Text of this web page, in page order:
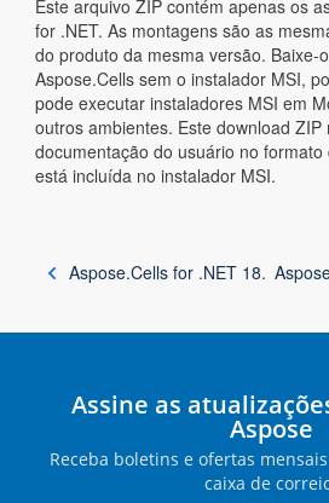
Este arquivo ZIP contém apenas os
for .NET. As montagens são as
do produto da mesma versão. Baixe-
Aspose.Cells sem o instalador MSI,
pode executar instaladores MSI em
outros ambientes. Este download ZIP
documentação do usuário no
está incluída no instalador MSI.
Aspose.Cells for .NET 18.
Assine as
Aspose
Receba boletins e ofertas
caixa de